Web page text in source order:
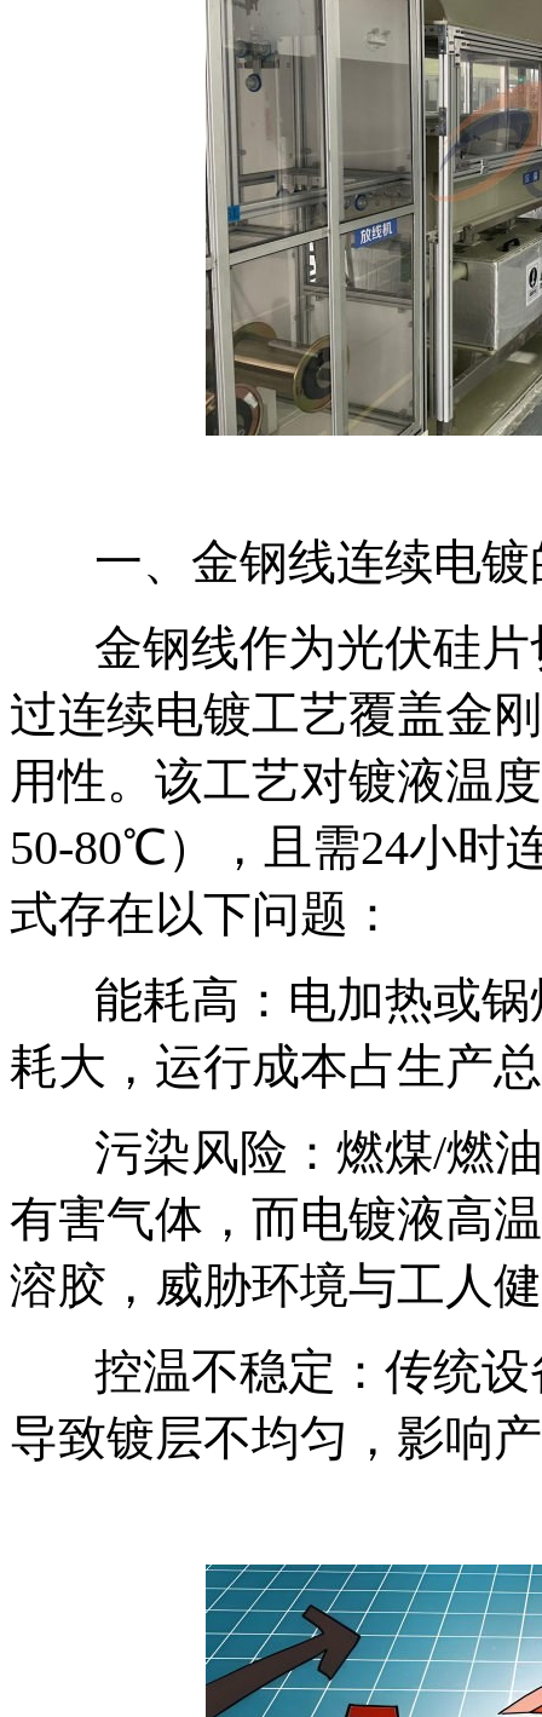
一、金钢线连续电
金钢线作为光伏硅
过连续电镀工艺覆盖金
用性。该工艺对镀液温
50-80℃），且需24小时
式存在以下问题：
能耗高：电加热或
耗大，运行成本占生产
污染风险：燃煤/燃
有害气体，而电镀液高
溶胶，威胁环境与工人
控温不稳定：传统
导致镀层不均匀，影响